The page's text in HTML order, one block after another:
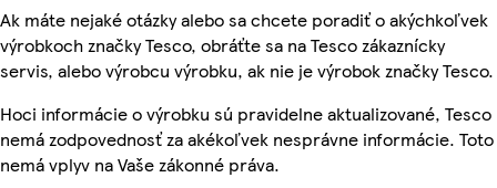
Ak máte nejaké otázky alebo sa chcete poradiť o akýchkoľvek
výrobkoch značky Tesco, obráťte sa na Tesco zákaznícky
servis, alebo výrobcu výrobku, ak nie je výrobok značky Tesco.
Hoci informácie o výrobku sú pravidelne aktualizované, Tesco
nemá zodpovednosť za akékoľvek nesprávne informácie. Toto
nemá vplyv na Vaše zákonné práva.